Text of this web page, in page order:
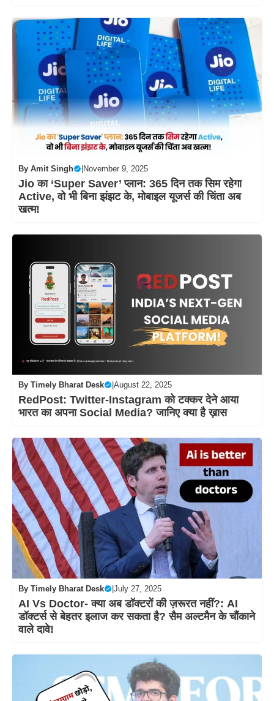
By Amit Singh November 9, 2025
Jio का ‘Super Saver’ प्लान: 365 दिन तक सिम रहेगा
Active, वो भी बिना झंझट के, मोबाइल यूजर्स की चिंता अब
खत्म!
By Timely Bharat Desk August 22, 2025
RedPost: Twitter-Instagram को टक्कर देने आया
भारत का अपना Social Media? जानिए क्या है ख़ास
By Timely Bharat Desk July 27, 2025
AI Vs Doctor- क्या अब डॉक्टरों की ज़रूरत नहीं?: AI
डॉक्टर्स से बेहतर इलाज कर सकता है? सैम अल्टमैन के चौंकाने
वाले दावे!